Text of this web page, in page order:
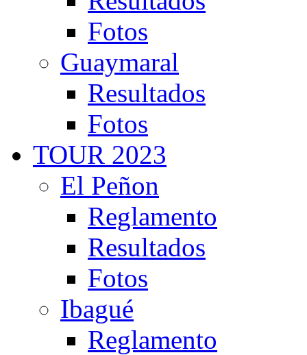
Fotos
Guaymaral
Resultados
Fotos
TOUR 2023
El Peñon
Reglamento
Resultados
Fotos
Ibagué
Reglamento